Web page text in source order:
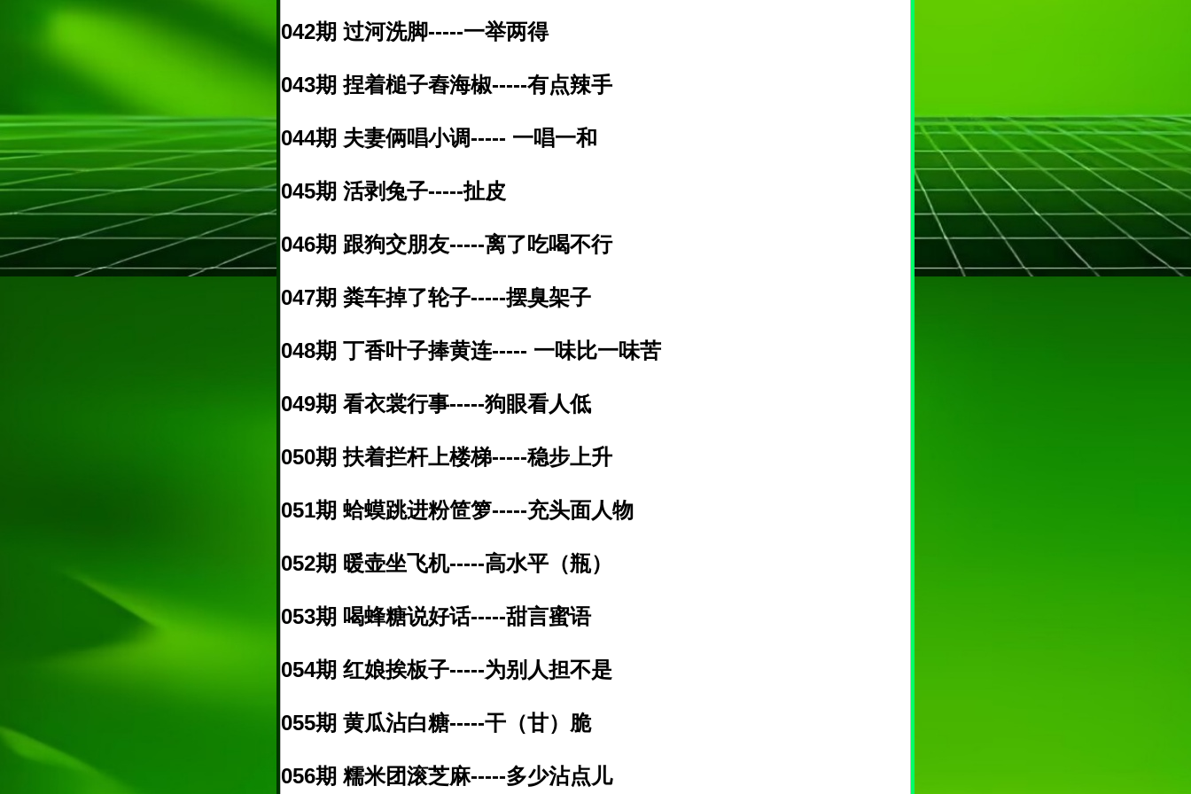
042期 过河洗脚-----一举两得
043期 捏着槌子舂海椒-----有点辣手
044期 夫妻俩唱小调----- 一唱一和
045期 活剥兔子-----扯皮
046期 跟狗交朋友-----离了吃喝不行
047期 粪车掉了轮子-----摆臭架子
048期 丁香叶子捧黄连----- 一味比一味苦
049期 看衣裳行事-----狗眼看人低
050期 扶着拦杆上楼梯-----稳步上升
051期 蛤蟆跳进粉笸箩-----充头面人物
052期 暖壶坐飞机-----高水平（瓶）
053期 喝蜂糖说好话-----甜言蜜语
054期 红娘挨板子-----为别人担不是
055期 黄瓜沾白糖-----干（甘）脆
056期 糯米团滚芝麻-----多少沾点儿